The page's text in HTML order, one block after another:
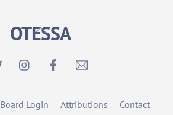
Back
To
OTESSA
Board Login Attributions Contact